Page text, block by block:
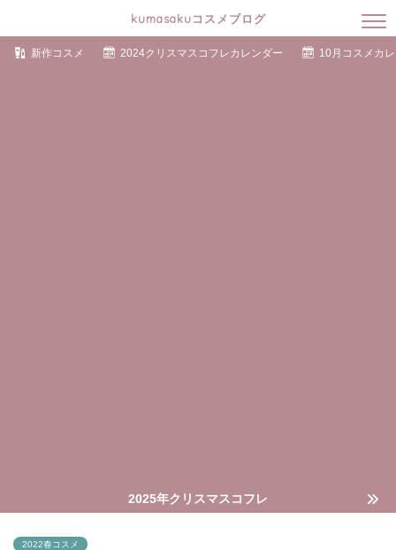
kumasakuコスメブログ
新作コスメ 2024クリスマスコフレカレンダー 10月コスメカ
2025年クリスマスコフレ
2022春コスメ